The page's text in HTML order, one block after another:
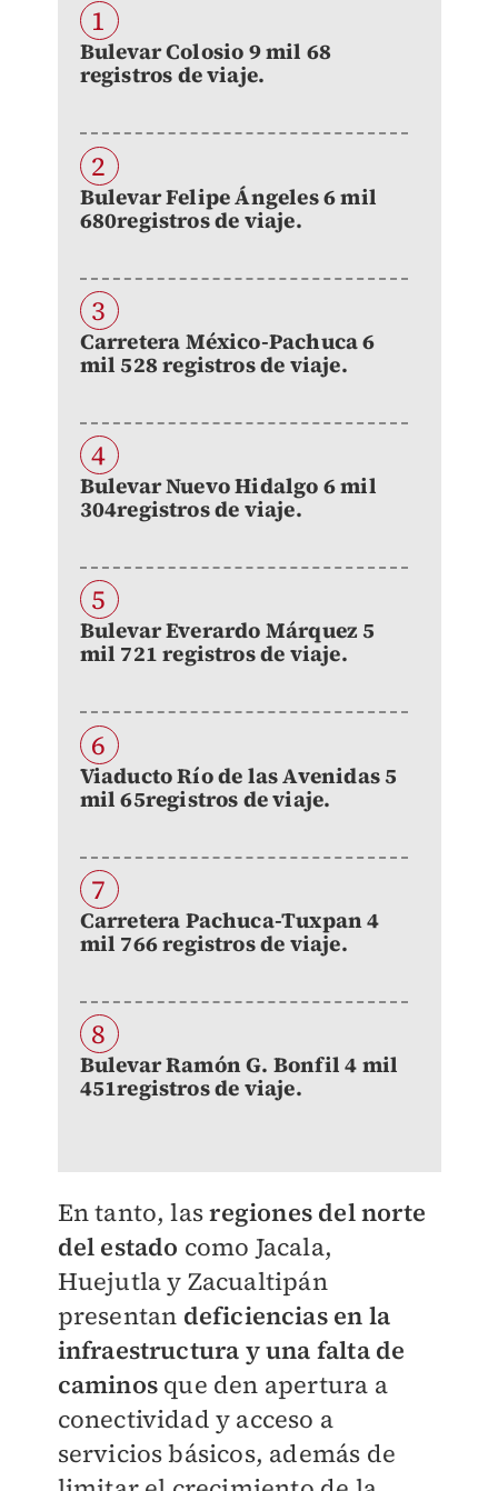
1
Bulevar Colosio 9 mil 68
registros de viaje.
2
Bulevar Felipe Ángeles 6 mil
680registros de viaje.
3
Carretera México-Pachuca 6
mil 528 registros de viaje.
4
Bulevar Nuevo Hidalgo 6 mil
304registros de viaje.
5
Bulevar Everardo Márquez 5
mil 721 registros de viaje.
6
Viaducto Río de las Avenidas 5
mil 65registros de viaje.
7
Carretera Pachuca-Tuxpan 4
mil 766 registros de viaje.
8
Bulevar Ramón G. Bonfil 4 mil
451registros de viaje.
En tanto, lasregiones del norte
del estado como Jacala,
Huejutla y Zacualtipán
presentan deficiencias en la
infraestructura y una falta de
caminosque den apertura a
conectividad y acceso a
servicios básicos, además de